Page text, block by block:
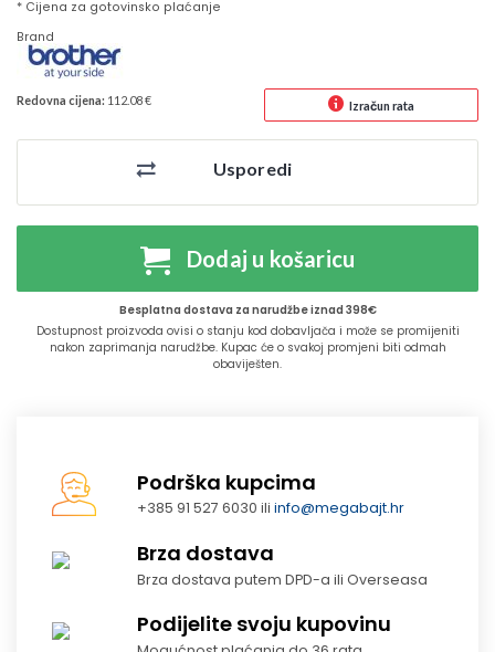
* Cijena za gotovinsko plaćanje
Brand
Redovna cijena: 112.08 € Izračun rata
Usporedi
Dodaj u košaricu
Besplatna dostava za narudžbe iznad 398€
Dostupnost proizvoda ovisi o stanju kod dobavljača i može se promijeniti
nakon zaprimanja narudžbe. Kupac će o svakoj promjeni biti odmah
obaviješten.
Podrška kupcima
+385 91 527 6030 iliinfo@megabajt.hr
Brza dostava
Brza dostava putem DPD-a ili Overseasa
Podijelite svoju kupovinu